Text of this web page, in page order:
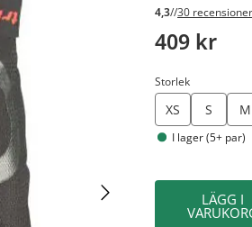
4,3//30
409 kr
Storlek
XS S M
I lager (5+ par)
LÄGG I